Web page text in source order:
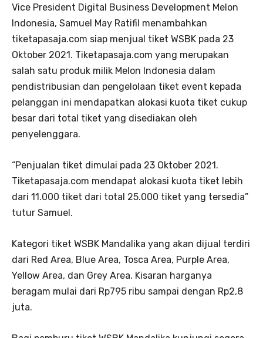
Vice President Digital Business Development Melon
Indonesia, Samuel May Ratifil menambahkan
tiketapasaja.com siap menjual tiket WSBK pada 23
Oktober 2021. Tiketapasaja.com yang merupakan
salah satu produk milik Melon Indonesia dalam
pendistribusian dan pengelolaan tiket event kepada
pelanggan ini mendapatkan alokasi kuota tiket cukup
besar dari total tiket yang disediakan oleh
penyelenggara.
“Penjualan tiket dimulai pada 23 Oktober 2021.
Tiketapasaja.com mendapat alokasi kuota tiket lebih
dari 11.000 tiket dari total 25.000 tiket yang tersedia”
tutur Samuel.
Kategori tiket WSBK Mandalika yang akan dijual terdiri
dari Red Area, Blue Area, Tosca Area, Purple Area,
Yellow Area, dan Grey Area. Kisaran harganya
beragam mulai dari Rp795 ribu sampai dengan Rp2,8
juta.